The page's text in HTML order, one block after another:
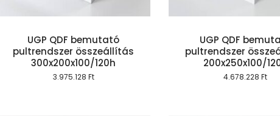
UGP QDF bemutató
pultrendszer összeállítás
300x200x100/120h
3.975.128 Ft
UGP QDF
pultrendszer
200x250x100/
4.678.228Ft